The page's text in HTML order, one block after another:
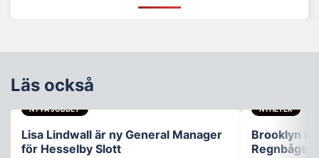
Läs också
NY PÅ JOBBET
Lisa Lindwall är ny General Manager
för Hesselby Slott
NYHETER
Brooklyn